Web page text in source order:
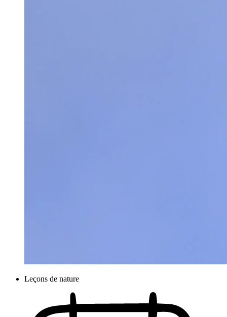
Leçons de nature